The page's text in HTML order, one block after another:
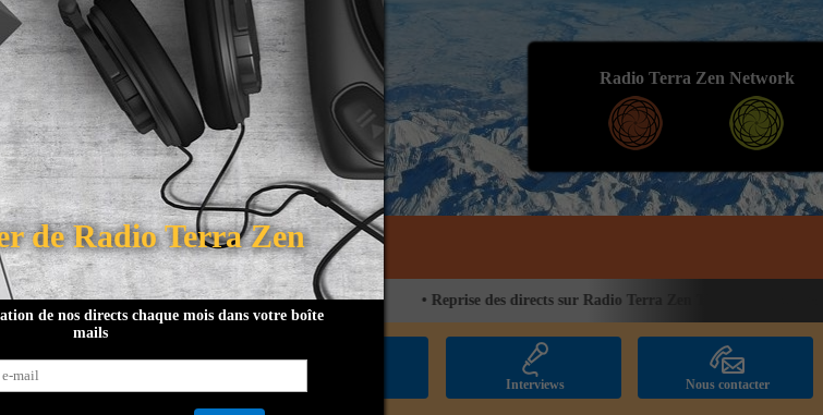
Radio Terra Zen Network
projet Programmation Partenaires
• Reprise des directs sur Radio Terra Zen TV
Interviews Nous contacter
de Radio Terra Zen
de nos directs chaque mois dans votre boîte
mails